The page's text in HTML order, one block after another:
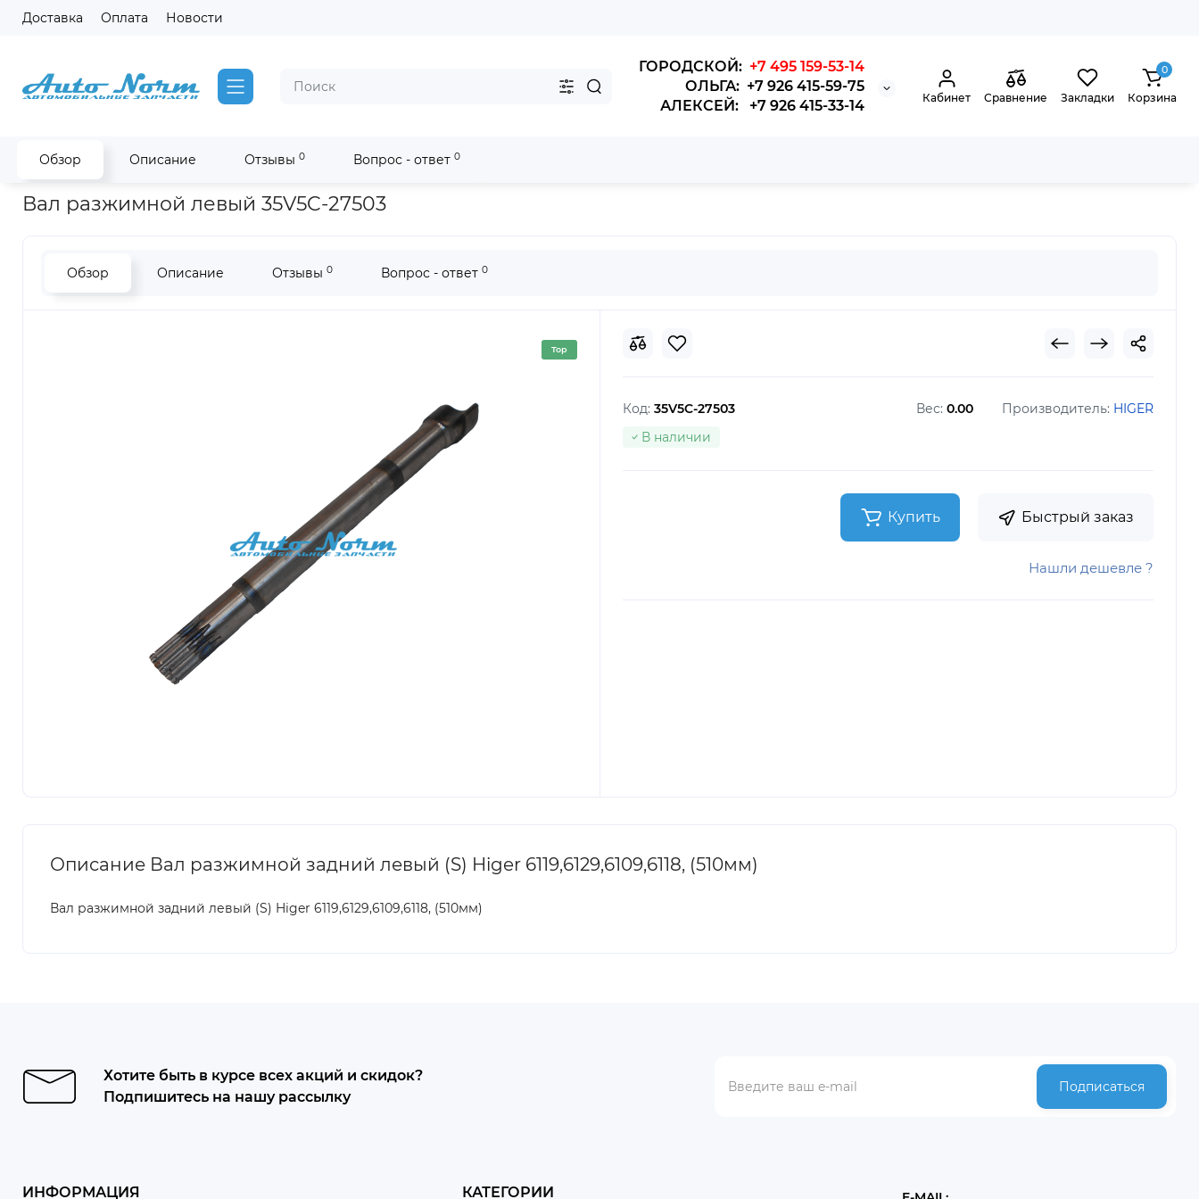
Доставка Оплата Новости
ГОРОДСКОЙ: +7 495 159-53-14
ОЛЬГА: +7 926 415-59-75
АЛЕКСЕЙ: +7 926 415-33-14
Кабинет Сравнение Закладки
0
Корзина
Обзор Описание Отзывы 0 Вопрос - ответ 0
Главная Запчасти Higer Вал разжимной задний левый (S) Higer 6119,6129,6109,6118, (510мм)
Вал разжимной левый 35V5C-27503
Обзор Описание Отзывы 0 Вопрос - ответ 0
Top
Код: 35V5C-27503 Производитель: HIGER
В наличии
Вес:0.00
Купить Быстрый заказ
Нашли дешевле ?
Описание Вал разжимной задний левый (S) Higer 6119,6129,6109,6118, (510мм)
Вал разжимной задний левый (S) Higer 6119,6129,6109,6118, (510мм)
Хотите быть в курсе всех акций и скидок?
Подпишитесь на нашу рассылку
Подписаться
ИНФОРМАЦИЯ КАТЕГОРИИ